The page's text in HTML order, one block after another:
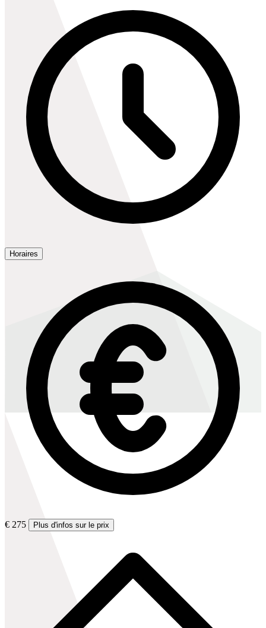
Horaires
€ 275 Plus d'infos sur le prix